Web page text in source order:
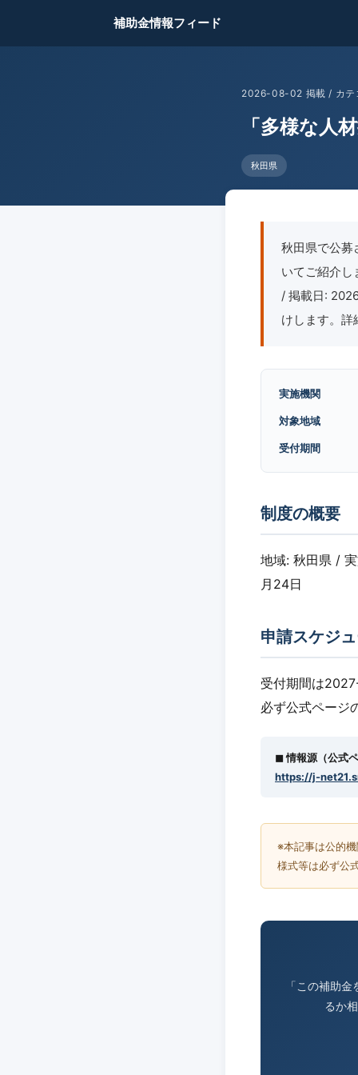
補助金情報フィード
2026-08-02 掲載 / カテ
「多様な人
秋田県
秋田県で公募
いてご紹介
/ 掲載日:
けします。詳
実施機関
対象地域
受付期間
制度の概要
地域: 秋田県 /
月24日
申請スケジ
受付期間は
必ず公式ページ
◼︎ 情報源（公式
https://j-
※本記事は公的
様式等は必ず公
「この補助
るか